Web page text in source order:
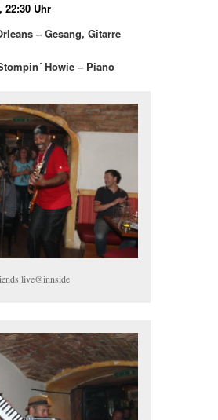
22:30 Uhr
– Gesang, Gitarre
Howie – Piano
live@innside